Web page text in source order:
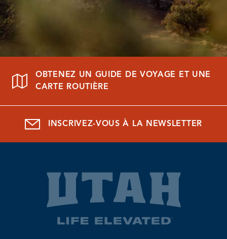
OBTENEZ UN GUIDE DE VOYAGE ET UNE
CARTE ROUTIÈRE
INSCRIVEZ-VOUS À LA NEWSLETTER